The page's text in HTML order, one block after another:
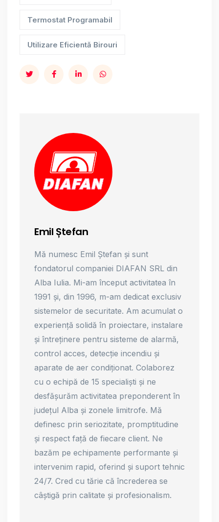
Termostat Programabil
Utilizare Eficientă Birouri
Emil Ștefan
Mă numesc Emil Ștefan și sunt
fondatorul companiei DIAFAN SRL din
Alba Iulia. Mi-am început activitatea în
1991 și, din 1996, m-am dedicat exclusiv
sistemelor de securitate. Am acumulat o
experiență solidă în proiectare, instalare
și întreținere pentru sisteme de alarmă,
control acces, detecție incendiu și
aparate de aer condiționat. Colaborez
cu o echipă de 15 specialiști și ne
desfășurăm activitatea preponderent în
județul Alba și zonele limitrofe. Mă
definesc prin seriozitate, promptitudine
și respect față de fiecare client. Ne
bazăm pe echipamente performante și
intervenim rapid, oferind și suport tehnic
24/7. Cred cu tărie că încrederea se
câștigă prin calitate și profesionalism.